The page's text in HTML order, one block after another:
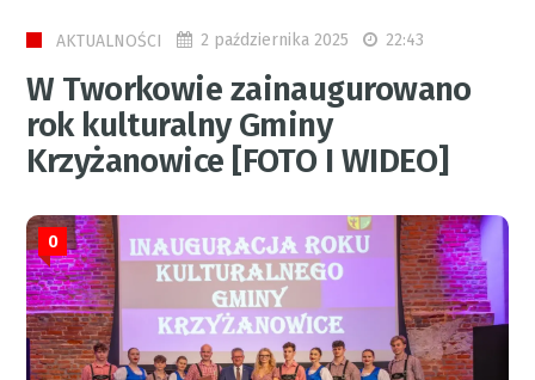
AKTUALNOŚCI 2 października 2025 22:43
W Tworkowie zainaugurowano
rok kulturalny Gminy
Krzyżanowice [FOTO I WIDEO]
0